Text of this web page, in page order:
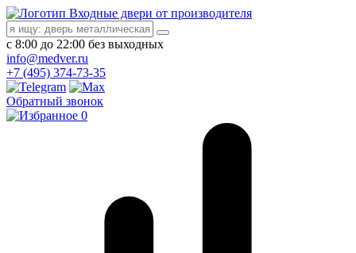
Входные двери от производителя
с 8:00 до 22:00 без выходных
info@medver.ru
+7 (495) 374-73-35
Обратный звонок
0